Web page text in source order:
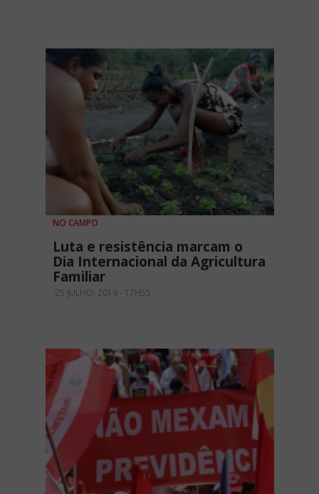
NO CAMPO
Luta e resistência marcam o
Dia Internacional da Agricultura
Familiar
25 JULHO, 2019 - 17H55